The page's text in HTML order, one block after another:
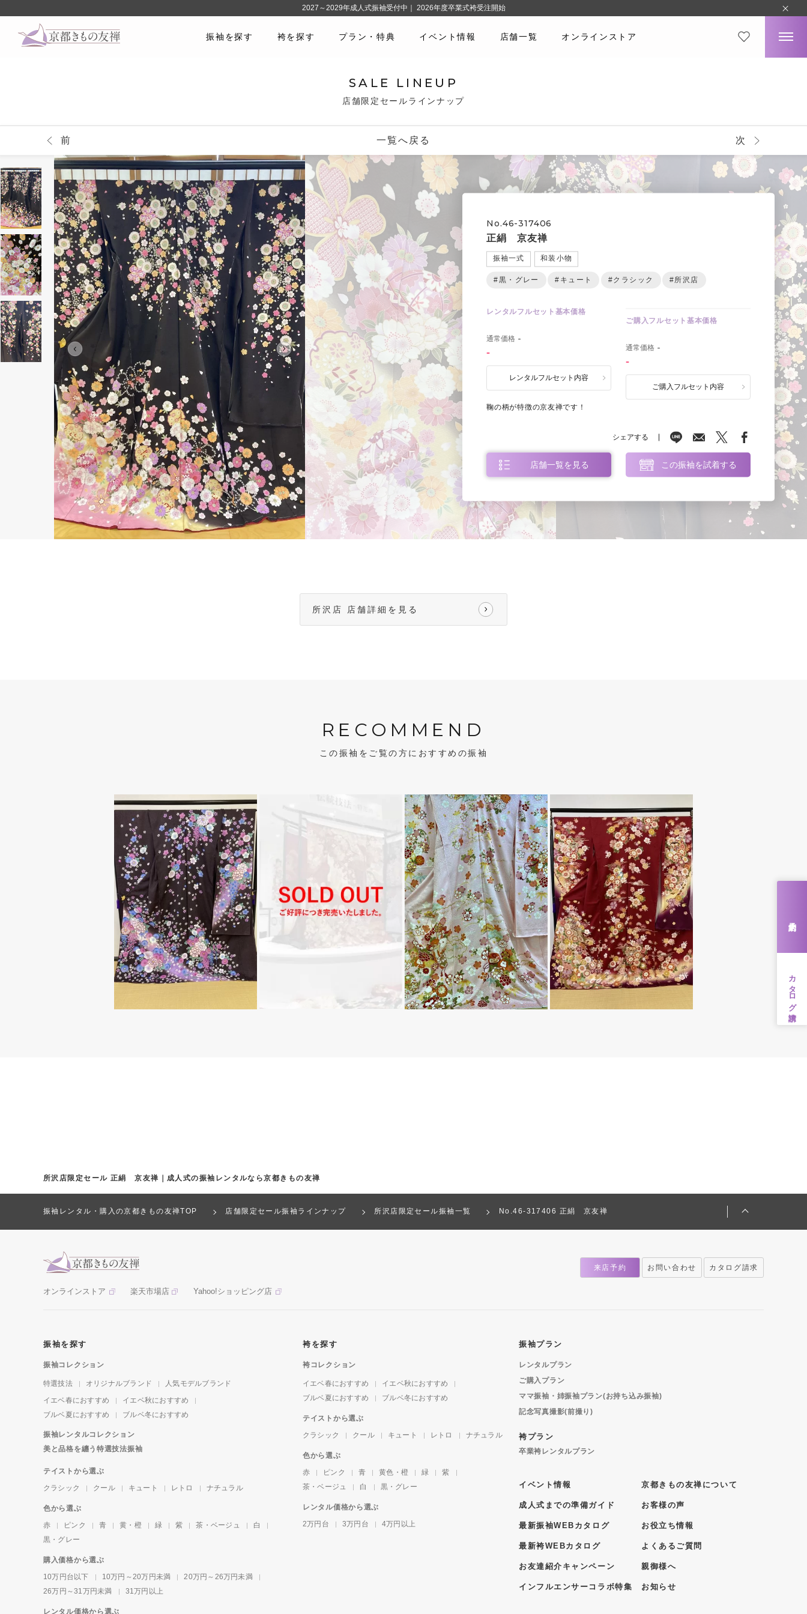
振袖を探す 袴を探す プラン・特典 イベント情報 店舗一覧 オンラインストア
SALE LINEUP
店舗限定セールラインナップ
前 一覧へ戻る 次
No.46-317406
正絹 京友禅
振袖一式 和装小物
#黒・グレー #キュート #クラシック #所沢店
レンタルフルセット基本価格
通常価格 -
-
レンタルフルセット内容
ご購入フルセット基本価格
通常価格 -
-
ご購入フルセット内容
鞠の柄が特徴の京友禅です！
シェアする
店舗一覧を見る この振袖を試着する
所沢店 店舗詳細を見る
RECOMMEND
この振袖をご覧の方におすすめの振袖
所沢店限定セール 正絹 京友禅｜成人式の振袖レンタルなら京都きもの友禅
振袖レンタル・購入の京都きもの友禅TOP 店舗限定セール振袖ラインナップ 所沢店限定セール振袖一覧 No.46-317406 正絹 京友禅
カタログ請求
オンラインストア 楽天市場店 Yahoo!ショッピング店
来店予約 お問い合わせ カタログ請求
振袖を探す
振袖コレクション
特選技法 オリジナルブランド
人気モデルブランド
イエベ春におすすめ
イエベ秋におすすめ
ブルベ夏におすすめ
ブルベ冬におすすめ
振袖レンタルコレクション
美と品格を纏う特選技法振袖
テイストから選ぶ
クラシック
クール キュート レトロ ナチュラル
色から選ぶ
赤
ピンク 青 黄・橙 緑 紫 茶・ベージュ
白
黒・グレー
購入価格から選ぶ
10万円台以下
10万円～20万円未満
20万円～26万円未満
26万円～31万円未満
31万円以上
レンタル価格から選ぶ
袴を探す
袴コレクション
イエベ春におすすめ
イエベ秋におすすめ
ブルベ夏におすすめ
ブルベ冬におすすめ
テイストから選ぶ
クラシック
クール キュート レトロ ナチュラル
色から選ぶ
赤
ピンク 青 黄色・橙 緑
紫
茶・ベージュ
白 黒・グレー
レンタル価格から選ぶ
2万円台
3万円台 4万円以上
振袖プラン
レンタルプラン
ご購入プラン
ママ振袖・姉振袖プラン(お持ち込み振袖)
記念写真撮影(前撮り)
袴プラン
卒業袴レンタルプラン
イベント情報
成人式までの準備ガイド
最新振袖WEBカタログ
最新袴WEBカタログ
お友達紹介キャンペーン
インフルエンサーコラボ特集
京都きもの友禅について
お客様の声
お役立ち情報
よくあるご質問
親御様へ
お知らせ
2027～2029年成人式振袖受付中｜ 2026年度卒業式袴受注開始